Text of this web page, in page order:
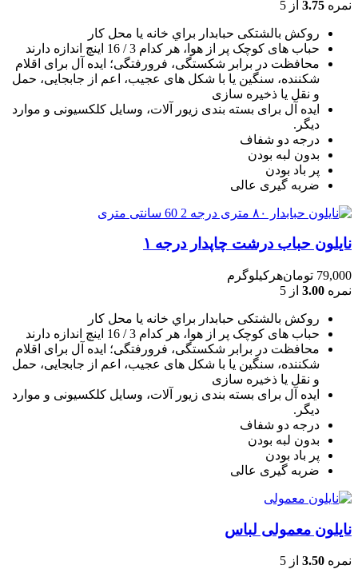
نمره 3.75 از 5
روکش بالشتکی حبابدار براي خانه يا محل کار
حباب های کوچک پر از هوا، هر کدام 3 / 16 اينچ اندازه دارند
محافظت در برابر شکستگی، فرورفتگی؛ ايده آل برای اقلام
شکننده، سنگين يا با شکل های عجيب، اعم از جابجايی، حمل
و نقل يا ذخيره سازی
ایده آل برای بسته بندی زیور آلات، وسایل کلکسیونی و موارد
دیگر.
درجه دو شفاف
بدون لبه بودن
پر باد بودن
ضربه گیری عالی
نایلون حباب درشت چاپدار درجه ۱
79,000 تومانهرکیلوگرم
نمره 3.00 از 5
روکش بالشتکی حبابدار براي خانه يا محل کار
حباب های کوچک پر از هوا، هر کدام 3 / 16 اينچ اندازه دارند
محافظت در برابر شکستگی، فرورفتگی؛ ايده آل برای اقلام
شکننده، سنگين يا با شکل های عجيب، اعم از جابجايی، حمل
و نقل يا ذخيره سازی
ایده آل برای بسته بندی زیور آلات، وسایل کلکسیونی و موارد
دیگر.
درجه دو شفاف
بدون لبه بودن
پر باد بودن
ضربه گیری عالی
نایلون معمولی لباس
نمره 3.50 از 5